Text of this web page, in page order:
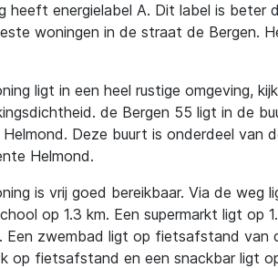
heeft energielabel A. Dit label is beter
woningen in de straat de Bergen.
ligt in een heel rustige omgeving,
de Bergen 55 ligt in de
Deze buurt is onderdeel van
Helmond.
is vrij goed bereikbaar. Via de weg
op 1.3 km. Een supermarkt ligt op
Een zwembad ligt op fietsafstand van
op fietsafstand en een snackbar ligt